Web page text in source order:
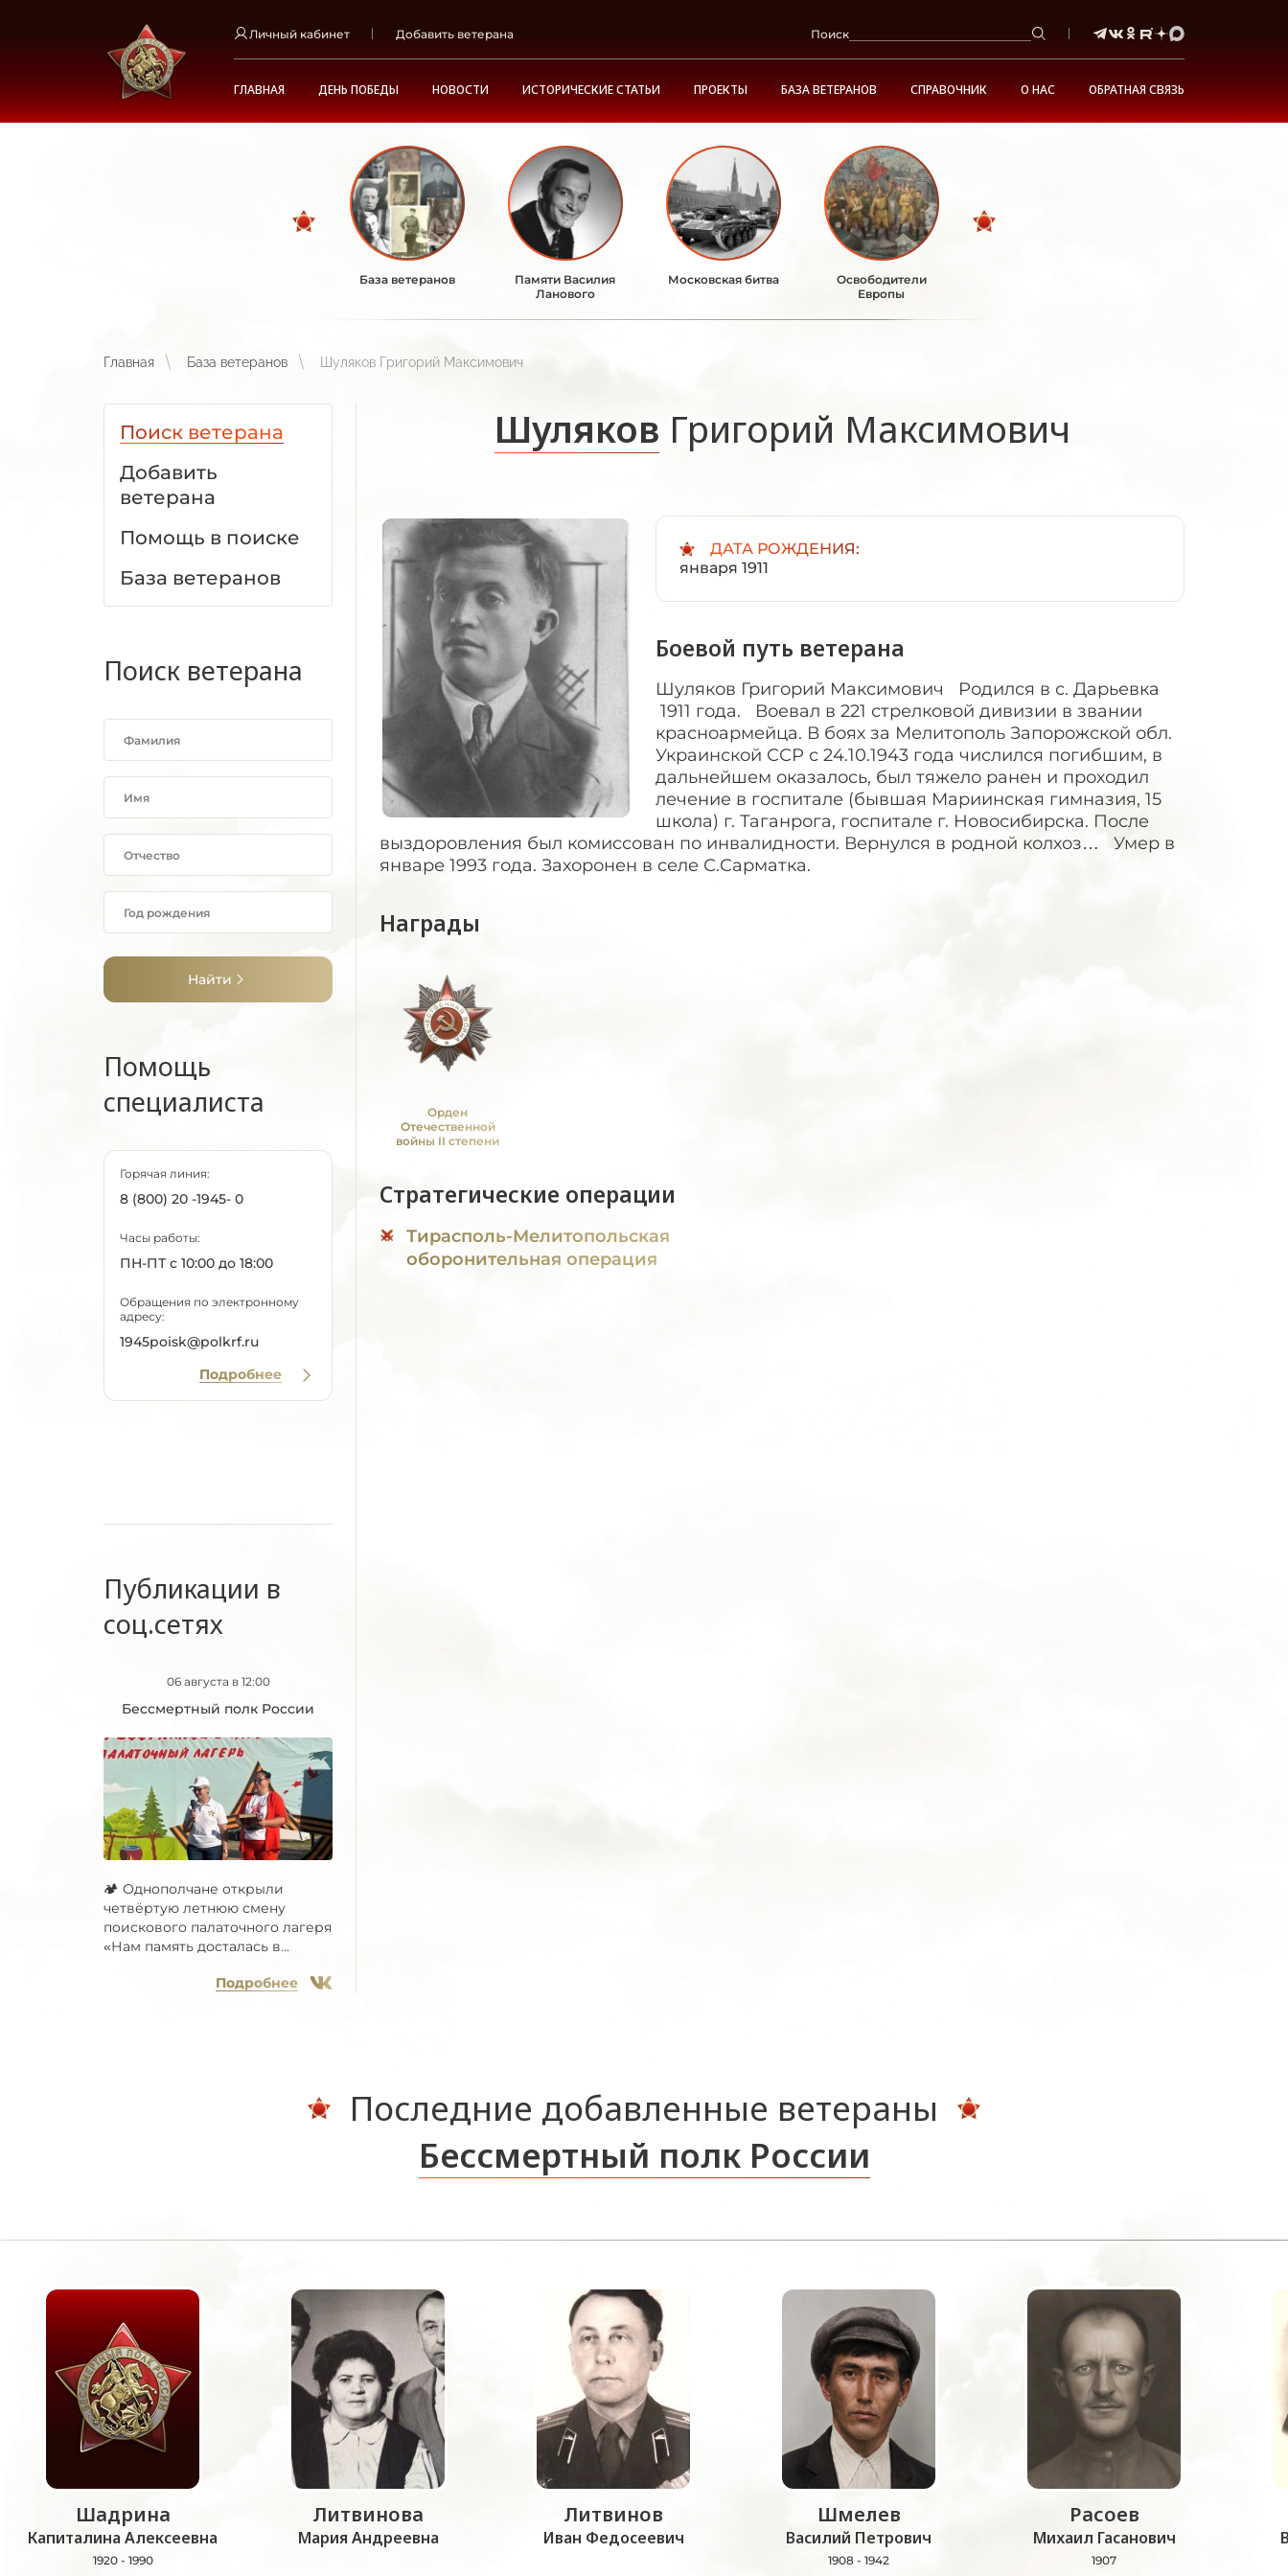
Личный кабинет Добавить ветерана Поиск
ГЛАВНАЯ ДЕНЬ ПОБЕДЫ НОВОСТИ ИСТОРИЧЕСКИЕ СТАТЬИ ПРОЕКТЫ БАЗА ВЕТЕРАНОВ СПРАВОЧНИК О НАС ОБРАТНАЯ СВЯЗЬ
База ветеранов
Памяти Василия
Ланового
Московская битва
Освободители
Европы
Главная База ветеранов Шуляков Григорий Максимович
Поиск ветерана
Добавить
ветерана
Помощь в поиске
База ветеранов
Поиск ветерана
Найти
Помощь
специалиста
Горячая линия:
8 (800) 20 -1945- 0
Часы работы:
ПН-ПТ с 10:00 до 18:00
Обращения по электронному
адресу:
1945poisk@polkrf.ru
Подробнее
Публикации в
соц.сетях
06 августа в 12:00
Бессмертный полк России
🏕 Однополчане открыли
четвёртую летнюю смену
поискового палаточного лагеря
«Нам память досталась в...
Подробнее
Шуляков Григорий Максимович
ДАТА РОЖДЕНИЯ:
января 1911
Боевой путь ветерана
Шуляков Григорий Максимович Родился в с. Дарьевка
1911 года. Воевал в 221 стрелковой дивизии в звании
красноармейца. В боях за Мелитополь Запорожской обл.
Украинской ССР с 24.10.1943 года числился погибшим, в
дальнейшем оказалось, был тяжело ранен и проходил
лечение в госпитале (бывшая Мариинская гимназия, 15
школа) г. Таганрога, госпитале г. Новосибирска. После
выздоровления был комиссован по инвалидности. Вернулся в родной колхоз… Умер в
январе 1993 года. Захоронен в селе С.Сарматка.
Награды
Орден
Отечественной
войны II степени
Стратегические операции
Тирасполь-Мелитопольская
оборонительная операция
Последние добавленные ветераны
Бессмертный полк России
Шадрина
Капиталина Алексеевна
1920 - 1990
Литвинова
Мария Андреевна
Литвинов
Иван Федосеевич
Шмелев
Василий Петрович
1908 - 1942
Расоев
Михаил Гасанович
1907